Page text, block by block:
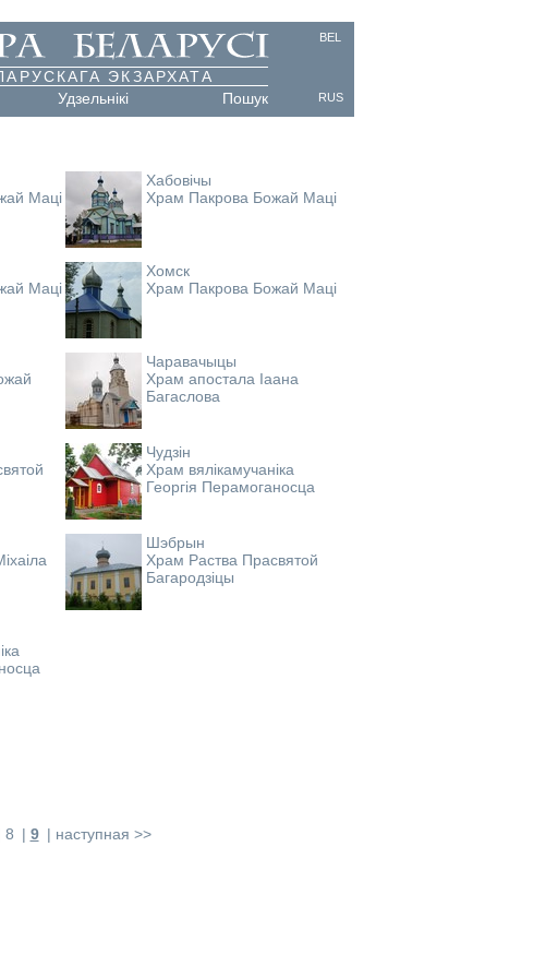
BEL
RUS
ЭКЗАРХАТА
Удзельнікі Пошук
Маці
Хабовічы
Храм Пакрова Божай Маці
Маці
Хомск
Храм Пакрова Божай Маці
Чаравачыцы
Храм апостала Іаана
Багаслова
Чудзін
Храм вялікамучаніка
Георгія Перамоганосца
Шэбрын
Храм Раства Прасвятой
Багародзіцы
8 9 наступная >>